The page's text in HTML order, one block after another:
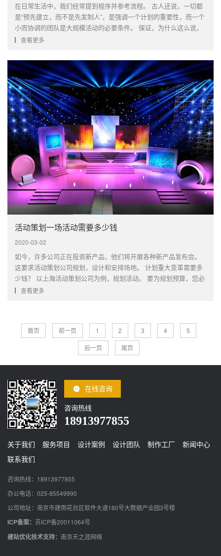
在日常生活中，我们经常提到程序并参考流程。 古人还说，一切都
是“预先建立，而不是先发制人”，是强调一个计划的重要性，而一个
小而协调的团队是大规模活动的必要条件。 保证，为什么这么说，
下面上海年会策划公司就带大家一起来看看。第一个要求是确定活
议的···
查看更多
活动策划一场活动需要多少钱
2020-03-02
如今，许多公司正在投资新产品，他们将开展各种新产品发布会。
这要求活动策划公司规划，设计和安排场地。 计划重大变革需要多
少钱？ 以上海活动策划公司为例，规划活动。 要为规划预算，您必
须首先考虑以下几个方面：第一，了解预算计划首先，我们必须停
查看更多
首页 前一页 1 2 3 4 5
后一页 尾页
在线咨询
咨询热线
18913977855
关于我们 服务项目 设计案例 设计团队 制作工厂
新闻中心
联系我们
咨询热线：18913977855
办公电话：025-85549990
公司地址：南京市建雨花台区软件大道180号大数据产业园3号楼
ICP备案： 苏ICP备20011064号
建站优化技术支持： 南京天之涯网络